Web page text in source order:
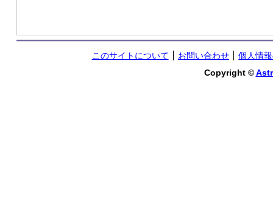
このサイトについて お問い合わせ
個人情
Copyright ©